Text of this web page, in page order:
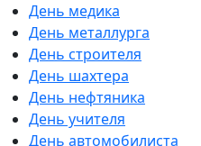
День медика
День металлурга
День строителя
День шахтера
День нефтяника
День учителя
День автомобилиста